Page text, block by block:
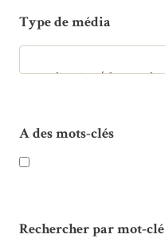
Type de média
A des mots-clés
Rechercher par mot-clé